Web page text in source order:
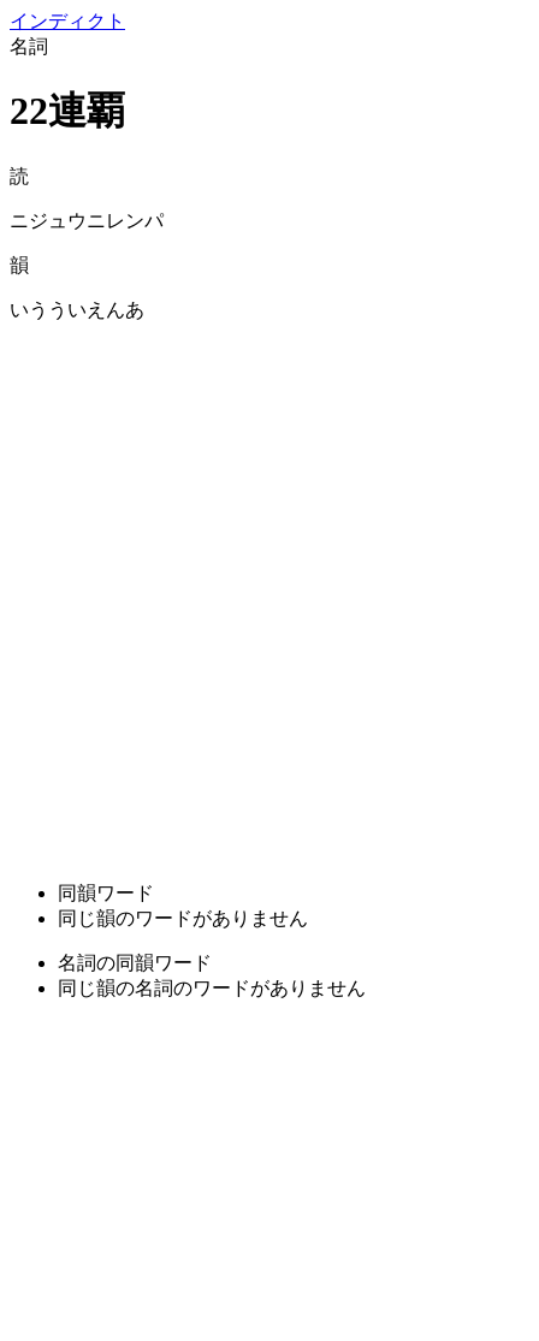
インディクト
名詞
22連覇
読
ニジュウニレンパ
韻
いうういえんあ
同韻ワード
同じ韻のワードがありません
名詞の同韻ワード
同じ韻の名詞のワードがありません